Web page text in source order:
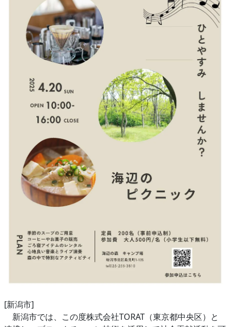
[新潟市]
新潟市では、この度株式会社TORAT（東京都中央区）と